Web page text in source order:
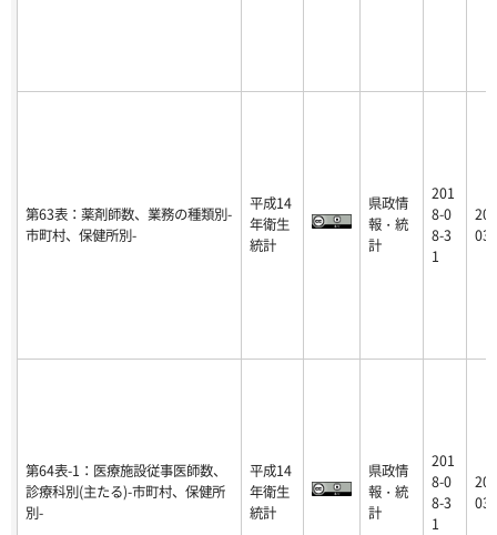
第63表：薬剤師数、業務の種類別-
市町村、保健所別-
平成14
年衛生
統計
県政情
報・統
計
201
8-0
8-3
1
第64表-1：医療施設従事医師数、
診療科別(主たる)-市町村、保健所
別-
平成14
年衛生
統計
県政情
報・統
計
201
8-0
8-3
1